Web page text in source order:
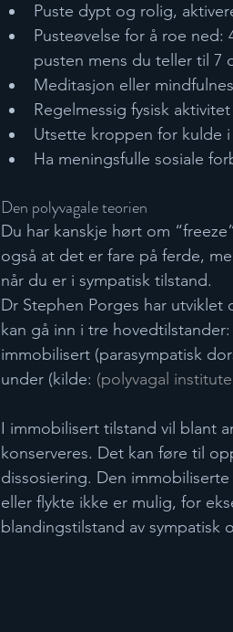
Puste dypt og rolig,
Pusteøvelse for å roe
pusten mens du teller til 7
Meditasjon eller
Regelmessig fysisk aktivitet
Utsette kroppen for kulde
Ha meningsfulle sosiale
Den polyvagale teorien
Du har kanskje hørt om
også at det er fare på ferde,
når du er i sympatisk tilstand.
Dr Stephen Porges har utviklet
kan gå inn i tre
immobilisert (parasympatisk
under (kilde: ​ (polyvagal
I immobilisert tilstand vil blant
konserveres. Det kan føre til
dissosiering. Den
eller flykte ikke er mulig, for
blandingstilstand av sympatisk